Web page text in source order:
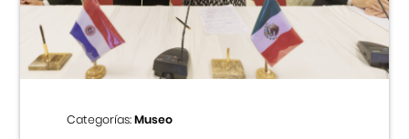
Categorías:Museo